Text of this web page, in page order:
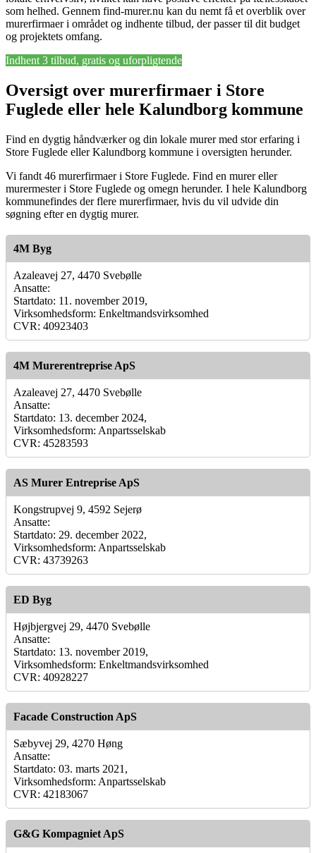
som helhed. Gennem find-murer.nu kan du nemt få et overblik over
murerfirmaer i området og indhente tilbud, der passer til dit budget
og projektets omfang.
Indhent 3 tilbud, gratis og uforpligtende
Oversigt over murerfirmaer i Store
Fuglede eller hele Kalundborg kommune
Find en dygtig håndværker og din lokale murer med stor erfaring i
Store Fuglede eller Kalundborg kommune i oversigten herunder.
Vi fandt 46 murerfirmaer i Store Fuglede. Find en murer eller
murermester i Store Fuglede og omegn herunder. I hele Kalundborg
kommunefindes der flere murerfirmaer, hvis du vil udvide din
søgning efter en dygtig murer.
4M Byg
Azaleavej 27, 4470 Svebølle
Ansatte:
Startdato: 11. november 2019,
Virksomhedsform: Enkeltmandsvirksomhed
CVR: 40923403
4M Murerentreprise ApS
Azaleavej 27, 4470 Svebølle
Ansatte:
Startdato: 13. december 2024,
Virksomhedsform: Anpartsselskab
CVR: 45283593
AS Murer Entreprise ApS
Kongstrupvej 9, 4592 Sejerø
Ansatte:
Startdato: 29. december 2022,
Virksomhedsform: Anpartsselskab
CVR: 43739263
ED Byg
Højbjergvej 29, 4470 Svebølle
Ansatte:
Startdato: 13. november 2019,
Virksomhedsform: Enkeltmandsvirksomhed
CVR: 40928227
Facade Construction ApS
Sæbyvej 29, 4270 Høng
Ansatte:
Startdato: 03. marts 2021,
Virksomhedsform: Anpartsselskab
CVR: 42183067
G&G Kompagniet ApS